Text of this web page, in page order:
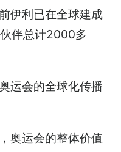
伊利已在全球建成
伴总计2000多
运会的全球化传播
奥运会的整体价值